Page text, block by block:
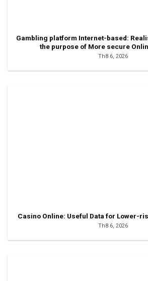
Gambling platform Internet-based:
the purpose of More secure
Th8 6, 2026
Casino Online: Useful Data for Lower-
Th8 6, 2026